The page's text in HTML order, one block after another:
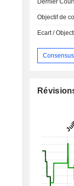
Divergence
objectif
Dernier
Objectif de
Ecart /
Consensus